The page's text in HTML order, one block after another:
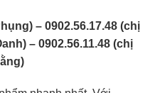
– 0902.56.17.48 (chị
– 0902.56.11.48 (chị